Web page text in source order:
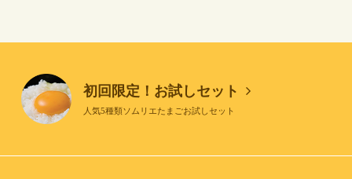
初回限定！お試しセット
人気5種類ソムリエたまごお試しセット